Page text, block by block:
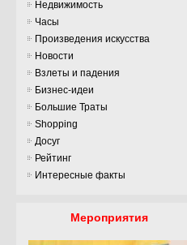
Недвижимость
Часы
Произведения искусства
Новости
Взлеты и падения
Бизнес-идеи
Большие Траты
Shopping
Досуг
Рейтинг
Интересные факты
Мероприятия